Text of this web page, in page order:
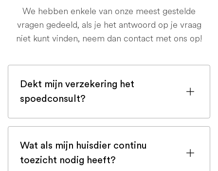
We hebben enkele van onze meest gestelde
vragen gedeeld, als je het antwoord op je vraag
niet kunt vinden, neem dan contact met ons op!
Dekt mijn verzekering het
spoedconsult?
Als u bent ingeschreven bij een
dat een spoedconsult wordt gedekt.
Maar controleer voor de zekerheid uw
Wat als mijn huisdier continu
toezicht nodig heeft?